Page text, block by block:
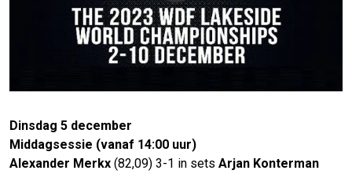
Dinsdag 5 december
Middagsessie (vanaf 14:00 uur)
Alexander Merkx (82,09) 3-1 in sets Arjan Konterman